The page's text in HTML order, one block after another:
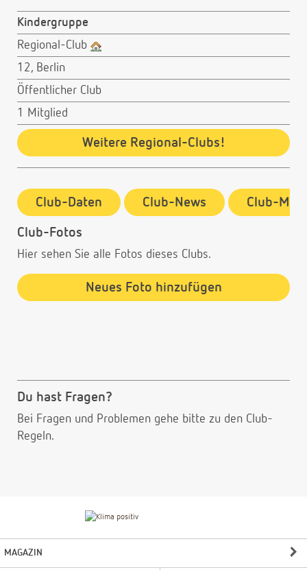
Kindergruppe
Regional-Club
12, Berlin
Öffentlicher Club
1 Mitglied
Weitere Regional-Clubs!
Club-Daten Club-News Club-
Club-Fotos
Hier sehen Sie alle Fotos dieses Clubs.
Neues Foto hinzufügen
Du hast Fragen?
Bei Fragen und Problemen gehe bitte zu den Club-
Regeln.
MAGAZIN